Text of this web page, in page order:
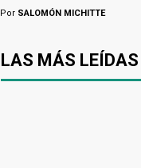
Por SALOMÓN MICHITTE
LAS MÁS LEÍDAS